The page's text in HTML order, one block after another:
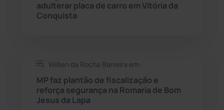
Sebastião Laranjeiras
adulterar placa de carro em Vitória da
Conquista
Willian da Rocha Barreira em:
MP faz plantão de fiscalização e
reforça segurança na Romaria de Bom
Jesus da Lapa